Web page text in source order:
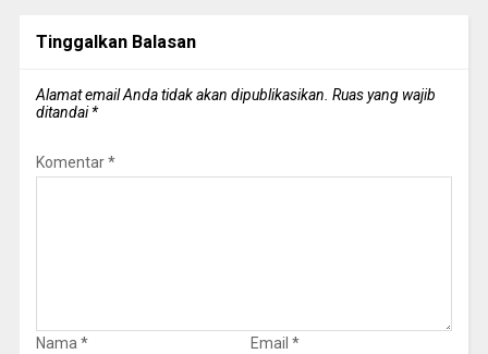
Tinggalkan Balasan
Alamat email Anda tidak akan dipublikasikan. Ruas yang wajib
ditandai*
Komentar*
Nama* Email *